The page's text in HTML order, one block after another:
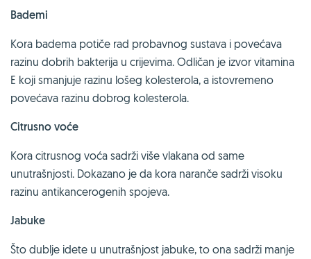
Bademi
Kora badema potiče rad probavnog sustava i povećava
razinu dobrih bakterija u crijevima. Odličan je izvor vitamina
E koji smanjuje razinu lošeg kolesterola, a istovremeno
povećava razinu dobrog kolesterola.
Citrusno voće
Kora citrusnog voća sadrži više vlakana od same
unutrašnjosti. Dokazano je da kora naranče sadrži visoku
razinu antikancerogenih spojeva.
Jabuke
Što dublje idete u unutrašnjost jabuke, to ona sadrži manje